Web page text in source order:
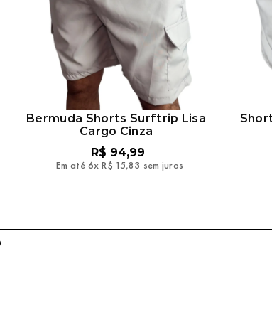
Bermuda Shorts Surftrip Lisa
Cargo Cinza
R$ 94,99
Em até 6x R$ 15,83 sem juros